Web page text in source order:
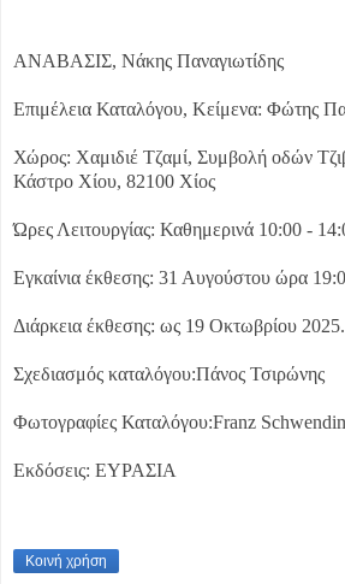
ΑΝΑΒΑΣΙΣ, Νάκης Παναγιωτίδης
Επιμέλεια Καταλόγου, Κείμενα: Φώτης
Χώρος: Χαμιδιέ Τζαμί, Συμβολή οδών
Κάστρο Χίου, 82100 Χίος
Ώρες Λειτουργίας: Καθημερινά 10:00 -
Εγκαίνια έκθεσης: 31 Αυγούστου ώρα
Διάρκεια έκθεσης: ως 19 Οκτωβρίου 2025.
Σχεδιασμός καταλόγου:Πάνος Τσιρώνης
Φωτογραφίες Καταλόγου:Franz
Εκδόσεις: ΕΥΡΑΣΙΑ
Κοινή χρήση